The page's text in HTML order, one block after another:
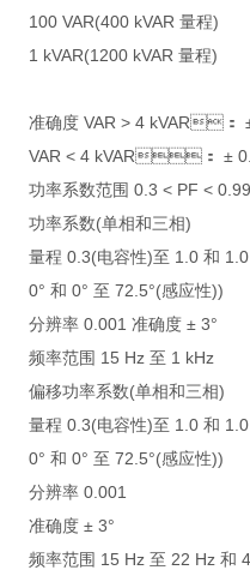
100 VAR(400 kVAR 量程)
1 kVAR(1200 kVAR 量程)
准确度 VAR > 4 kVAR：
VAR < 4 kVAR： ±
功率系数范围 0.3 < PF < 0.99
功率系数(单相和三相)
量程 0.3(电容性)至 1.0 和
0° 和 0° 至 72.5°(感应性))
分辨率 0.001 准确度 ± 3°
频率范围 15 Hz 至 1 kHz
偏移功率系数(单相和三相)
量程 0.3(电容性)至 1.0 和
0° 和 0° 至 72.5°(感应性))
分辨率 0.001
准确度 ± 3°
频率范围 15 Hz 至 22 Hz 和